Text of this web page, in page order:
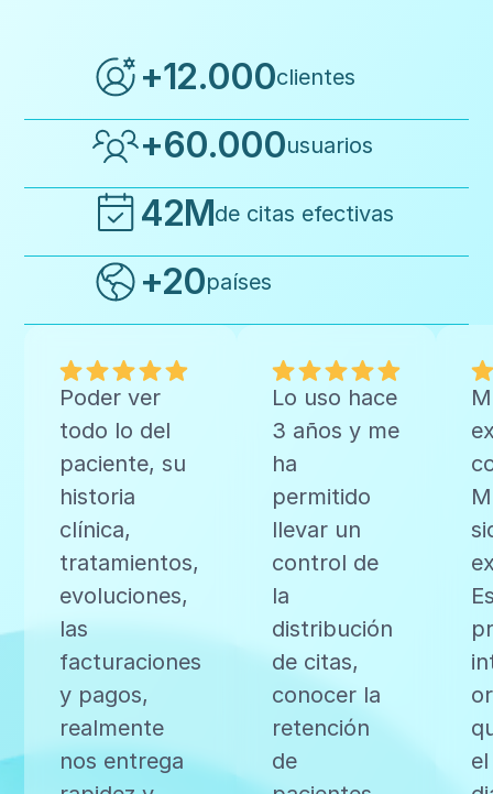
+12.000clientes
+60.000usuarios
42Mde citas efectivas
+20países
Poder ver
todo lo del
paciente, su
historia
clínica,
tratamientos,
evoluciones,
las
facturaciones
y pagos,
realmente
nos entrega
Lo uso hace
3 años y me
ha
permitido
llevar un
control de
la
distribución
de citas,
conocer la
retención
de